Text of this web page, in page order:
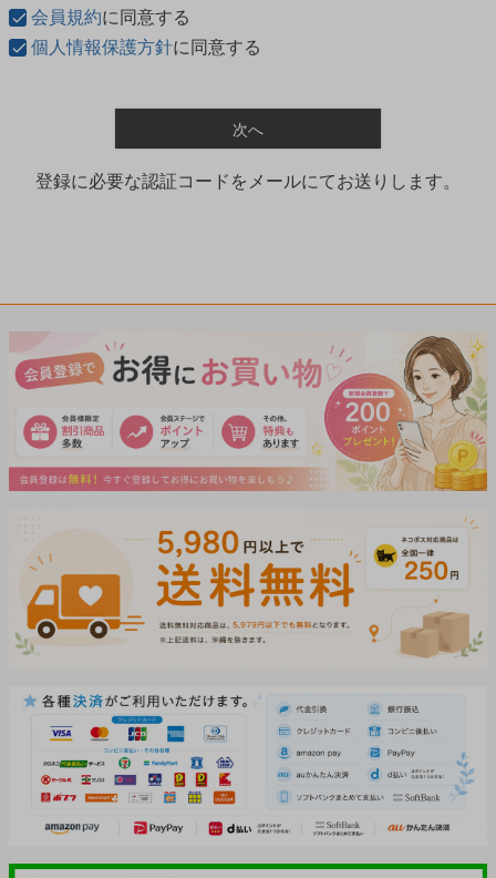
会員規約に同意する
個人情報保護方針に同意する
次へ
登録に必要な認証コードをメールにてお送りします。